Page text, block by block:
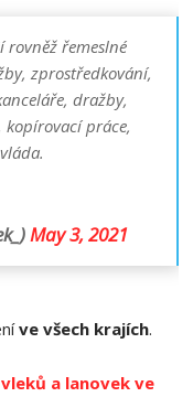
řemeslné
zprostředkování,
dražby,
kopírovací práce,
May 3, 2021
ve všech krajích.
a lanovek ve